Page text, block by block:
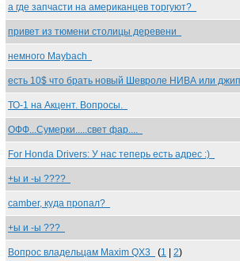
а где запчасти на американцев торгуют?
привет из тюмени столицы деревени
немного Maybach
есть 10$ что брать новый Шевроле НИВА или
ТО-1 на Акцент. Вопросы.
ОФФ...Сумерки.....свет фар....
For Honda Drivers: У нас теперь есть адрес :)
+ы и -ы ????
camber, куда пропал?
+ы и -ы ???
Вопрос владельцам Maxim QX3 (1 2)